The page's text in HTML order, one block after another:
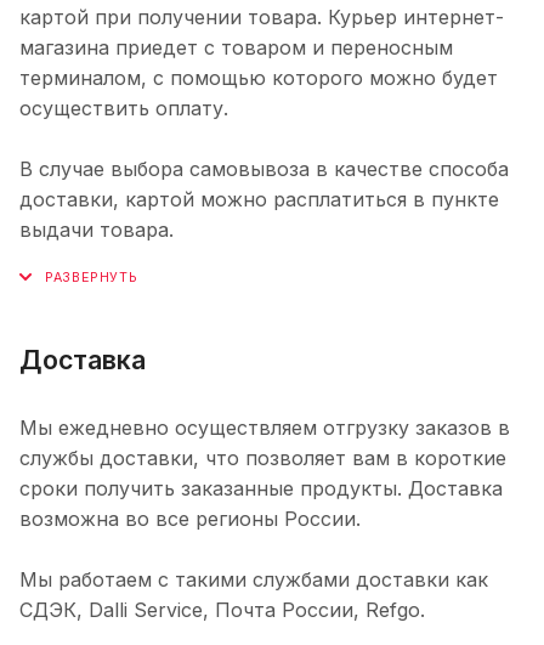
картой при получении товара. Курьер интернет-
магазина приедет с товаром и переносным
терминалом, с помощью которого можно будет
осуществить оплату.
В случае выбора самовывоза в качестве способа
доставки, картой можно расплатиться в пункте
выдачи товара.
Доставка
Мы ежедневно осуществляем отгрузку заказов в
службы доставки, что позволяет вам в короткие
сроки получить заказанные продукты. Доставка
возможна во все регионы России.
Мы работаем с такими службами доставки как
СДЭК, Dalli Service, Почта России, Refgo.